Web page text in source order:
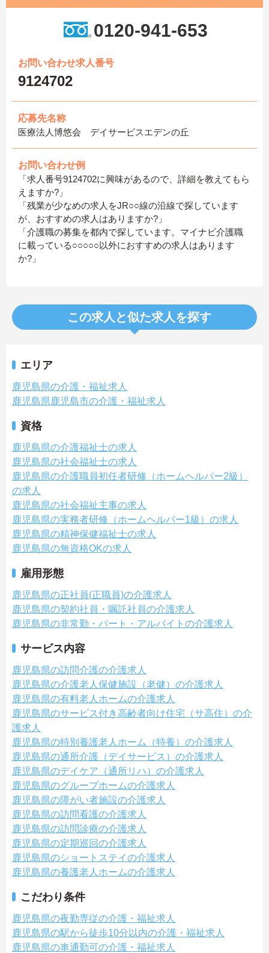
0120-941-653
お問い合わせ求人番号
9124702
応募先名称
医療法人博悠会 デイサービスエデンの丘
お問い合わせ例
「求人番号9124702に興味があるので、詳細を教えてもら
えますか?」
「残業が少なめの求人をJR○○線の沿線で探しています
が、おすすめの求人はありますか?」
「介護職の募集を都内で探しています。マイナビ介護職
に載っている○○○○○以外におすすめの求人はあります
か?」
この求人と似た求人を探す
エリア
鹿児島県の介護・福祉求人
鹿児島県鹿児島市の介護・福祉求人
資格
鹿児島県の介護福祉士の求人
鹿児島県の社会福祉士の求人
鹿児島県の介護職員初任者研修（ホームヘルパー2級）
の求人
鹿児島県の社会福祉主事の求人
鹿児島県の実務者研修（ホームヘルパー1級）の求人
鹿児島県の精神保健福祉士の求人
鹿児島県の無資格OKの求人
雇用形態
鹿児島県の正社員(正職員)の介護求人
鹿児島県の契約社員・嘱託社員の介護求人
鹿児島県の非常勤・パート・アルバイトの介護求人
サービス内容
鹿児島県の訪問介護の介護求人
鹿児島県の介護老人保健施設（老健）の介護求人
鹿児島県の有料老人ホームの介護求人
鹿児島県のサービス付き高齢者向け住宅（サ高住）の介
護求人
鹿児島県の特別養護老人ホーム（特養）の介護求人
鹿児島県の通所介護（デイサービス）の介護求人
鹿児島県のデイケア（通所リハ）の介護求人
鹿児島県のグループホームの介護求人
鹿児島県の障がい者施設の介護求人
鹿児島県の訪問看護の介護求人
鹿児島県の訪問診療の介護求人
鹿児島県の定期巡回の介護求人
鹿児島県のショートステイの介護求人
鹿児島県の養護老人ホームの介護求人
こだわり条件
鹿児島県の夜勤専従の介護・福祉求人
鹿児島県の駅から徒歩10分以内の介護・福祉求人
鹿児島県の車通勤可の介護・福祉求人